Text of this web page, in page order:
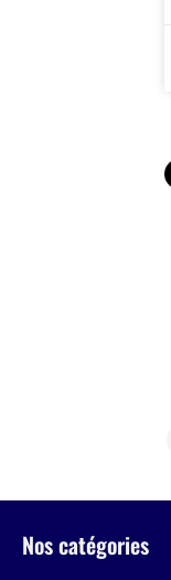
Nos catégories